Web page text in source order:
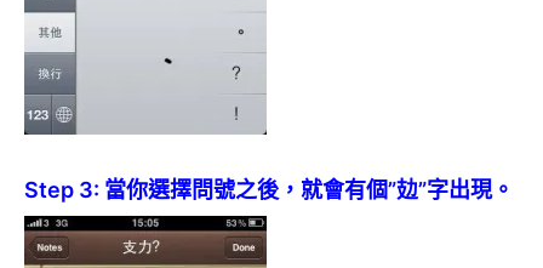
Step 3: 當你選擇問號之後，就會有個”攰”字出現。